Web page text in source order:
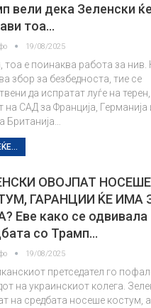
вели дека Зеленски
тоа…
19/08/2025
тоа е поинаква работа за нив.
збор за безбедноста, тие се
да испратат луѓе на
САД за Франција, Германија
Британија…
ОВОЈПАТ НОСЕШЕ
ГАРАНЦИИ ЌЕ ИМА
Еве како се одвивала
со Трамп…
19/08/2025
претседател го
на украинскиот колега.
на средбата носеше костум,